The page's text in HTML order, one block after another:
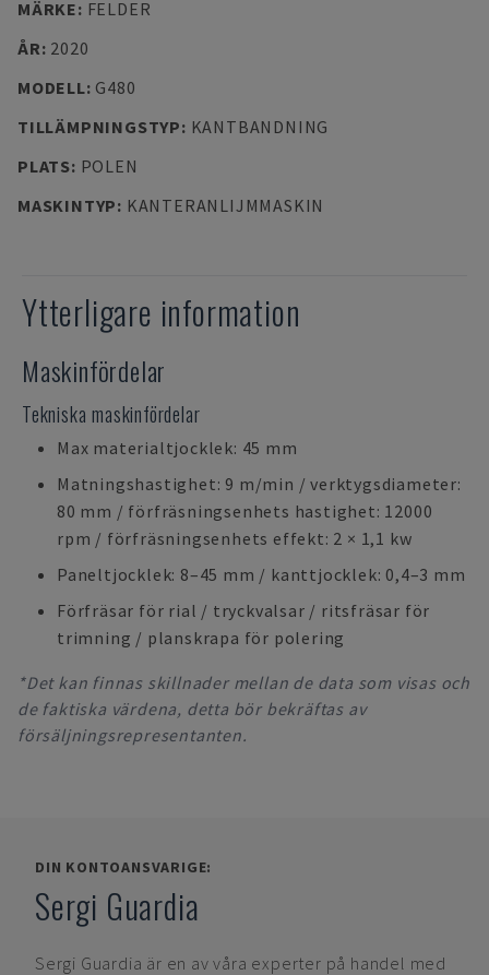
MÄRKE: FELDER
ÅR: 2020
MODELL: G480
TILLÄMPNINGSTYP: KANTBANDNING
PLATS: POLEN
MASKINTYP: KANTERANLIJMMASKIN
Ytterligare information
Maskinfördelar
Tekniska maskinfördelar
Max materialtjocklek: 45 mm
Matningshastighet: 9 m/min / verktygsdiameter:
80 mm / förfräsningsenhets hastighet: 12000
rpm / förfräsningsenhets effekt: 2 × 1,1 kw
Paneltjocklek: 8–45 mm / kanttjocklek: 0,4–3 mm
Förfräsar för rial / tryckvalsar / ritsfräsar för
trimning / planskrapa för polering
*Det kan finnas skillnader mellan de data som visas och
de faktiska värdena, detta bör bekräftas av
försäljningsrepresentanten.
DIN KONTOANSVARIGE:
Sergi Guardia
Sergi Guardia är en av våra experter på handel med